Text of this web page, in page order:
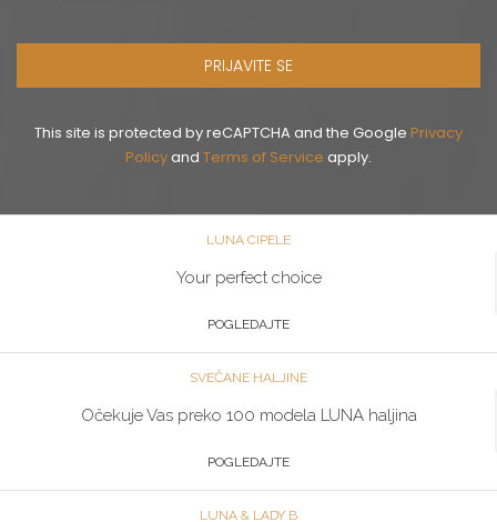
PRIJAVITE SE
This site is protected by reCAPTCHA and the Google Privacy
Policyand Terms of Service apply.
LUNA CIPELE
Your perfect choice
POGLEDAJTE
SVEČANE HALJINE
Očekuje Vas preko 100 modela LUNA haljina
POGLEDAJTE
LUNA & LADY B